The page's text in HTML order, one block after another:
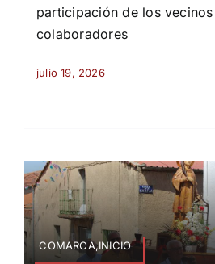
participación de los
colaboradores
julio 19, 2026
COMARCA,INICIO